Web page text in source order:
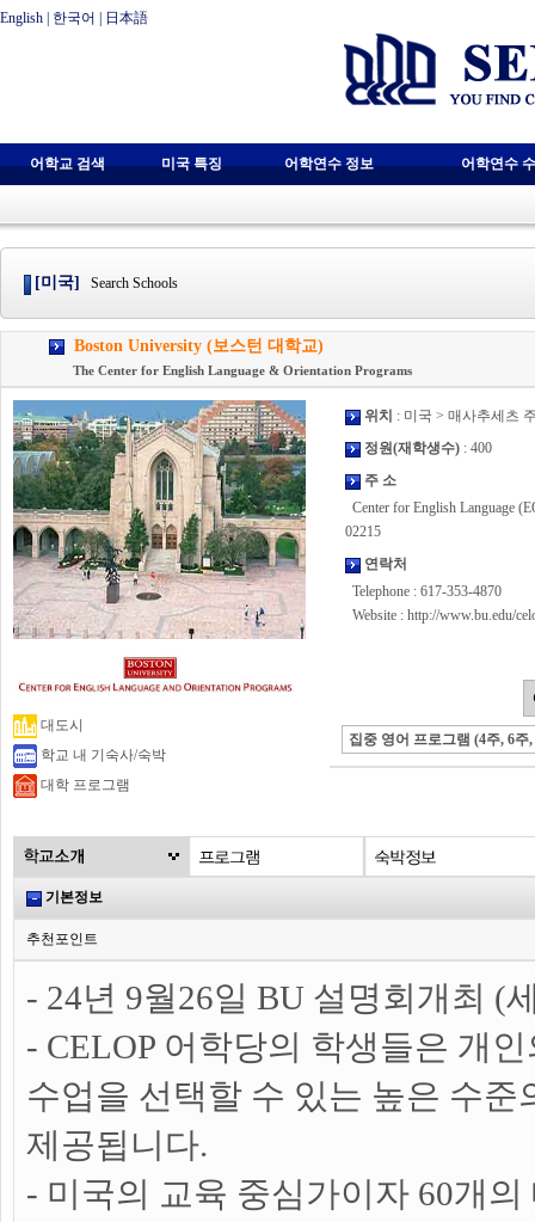
English 한국어 日本語
어학교 검색 미국 특징 어학연수 정보 어학연수
[미국] Search Schools
Boston University (보스턴 대학교)
The Center for English Language & Orientation Programs
대도시
학교 내 기숙사/숙박
대학 프로그램
위치 : 미국 > 매사추세츠
정원(재학생수) : 400
주 소
Center for English Language
02215
연락처
Telephone : 617-353-4870
Website : http://www.bu.edu/
집중 영어 프로그램 (4주, 6주,
기본정보
추천포인트
- 24년 9월26일 BU 설명회개최 (
- CELOP 어학당의 학생들은 개
수업을 선택할 수 있는 높은 수준
제공됩니다.
- 미국의 교육 중심가이자 60개